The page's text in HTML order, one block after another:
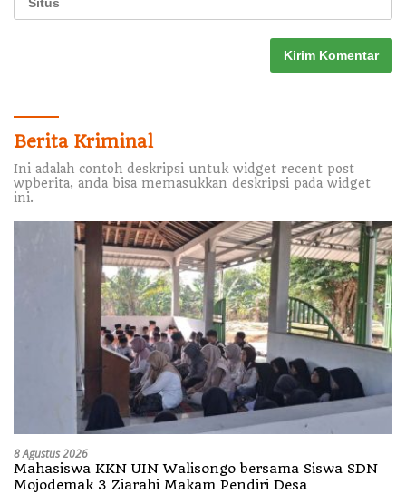
Berita Kriminal
Ini adalah contoh deskripsi untuk widget recent post
wpberita, anda bisa memasukkan deskripsi pada widget
ini.
8 Agustus 2026
Mahasiswa KKN UIN Walisongo bersama Siswa SDN
Mojodemak 3 Ziarahi Makam Pendiri Desa